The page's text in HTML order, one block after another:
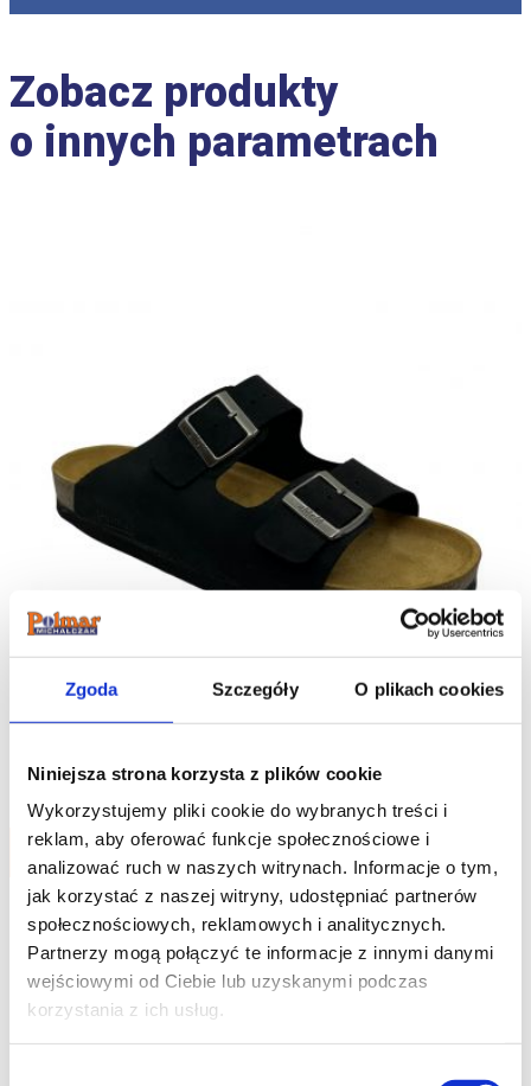
Zgoda Szczegóły O plikach cookies
Niniejsza strona korzysta z plików cookie
Wykorzystujemy pliki cookie do wybranych treści i
reklam, aby oferować funkcje społecznościowe i
analizować ruch w naszych witrynach. Informacje o tym,
jak korzystać z naszej witryny, udostępniać partnerów
społecznościowych, reklamowych i analitycznych.
Partnerzy mogą połączyć te informacje z innymi danymi
wejściowymi od Ciebie lub uzyskanymi podczas
korzystania z ich usług.
Zobacz produkty
o innych parametrach
299.99zł
Do koszyka